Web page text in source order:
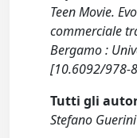
Teen Movie.
commerciale
Bergamo :
[10.6092/978-
Tutti gli
Stefano